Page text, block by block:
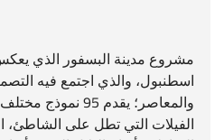
مشروع مدينة البسفور الذي
اسطنبول، والذي اجتمع فيه
والمعاصر؛ يقدم 95
الفيلات التي تطل على